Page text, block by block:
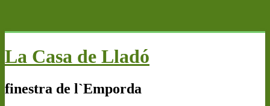
La Casa de Lladó
finestra de l`Emporda